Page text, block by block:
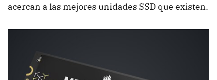
acercan a las mejores unidades SSD que existen.